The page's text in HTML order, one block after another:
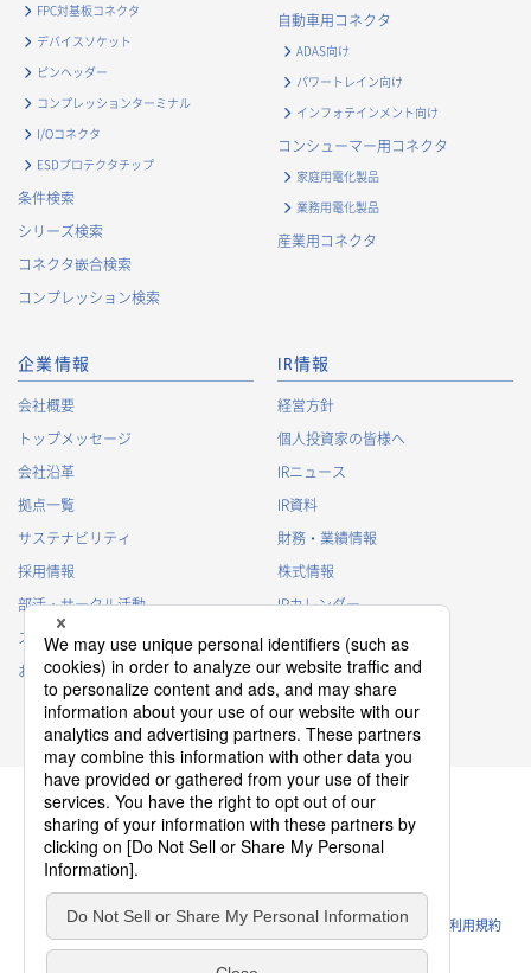
FPC対基板コネクタ
デバイスソケット
ピンヘッダー
コンプレッションターミナル
I/Oコネクタ
ESDプロテクタチップ
条件検索
シリーズ検索
コネクタ嵌合検索
コンプレッション検索
自動車用コネクタ
ADAS向け
パワートレイン向け
インフォテインメント向け
コンシューマー用コネクタ
家庭用電化製品
業務用電化製品
産業用コネクタ
企業情報
会社概要
トップメッセージ
会社沿革
拠点一覧
サステナビリティ
採用情報
部活・サークル活動
スポンサー活動
お問い合わせ
IR情報
経営方針
個人投資家の皆様へ
IRニュース
IR資料
財務・業績情報
株式情報
IRカレンダー
IRに関するよくあるご質問
IRポリシー
免責事項
プライバシーポリシー
クッキーポリシー
ソーシャルメディアポリシー
ウェブサイトのご利用条件 利用規約